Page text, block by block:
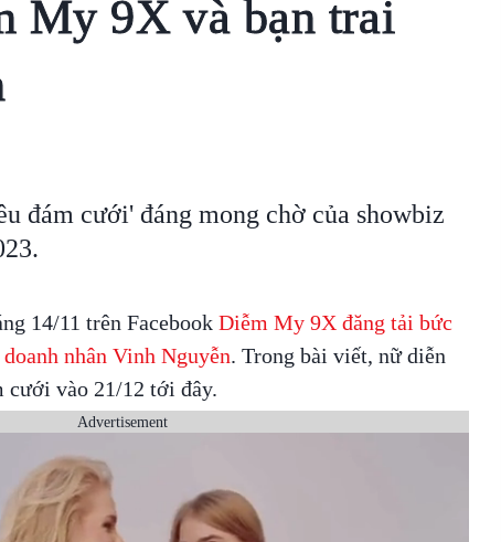
My 9X và bạn trai
đám cưới' đáng mong chờ của showbiz
14/11 trên Facebook Diễm My 9X đăng tải bức
nhân Vinh Nguyễn. Trong bài viết, nữ diễn
cưới vào 21/12 tới đây.
Advertisement